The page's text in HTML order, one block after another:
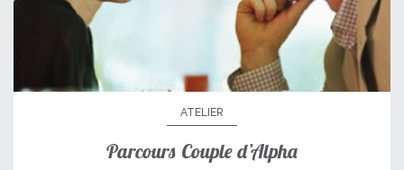
ATELIER
Parcours Couple d’Alpha